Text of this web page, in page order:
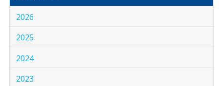
2026
2025
2024
2023